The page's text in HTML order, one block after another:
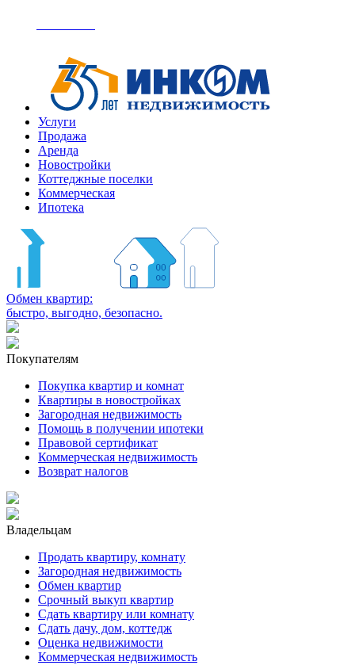
Услуги
Продажа
Аренда
Новостройки
Коттеджные поселки
Коммерческая
Ипотека
Обмен квартир:
быстро, выгодно, безопасно.
Покупателям
Покупка квартир и комнат
Квартиры в новостройках
Загородная недвижимость
Помощь в получении ипотеки
Правовой сертификат
Коммерческая недвижимость
Возврат налогов
Владельцам
Продать квартиру, комнату
Загородная недвижимость
Обмен квартир
Срочный выкуп квартир
Сдать квартиру или комнату
Сдать дачу, дом, коттедж
Оценка недвижимости
Коммерческая недвижимость